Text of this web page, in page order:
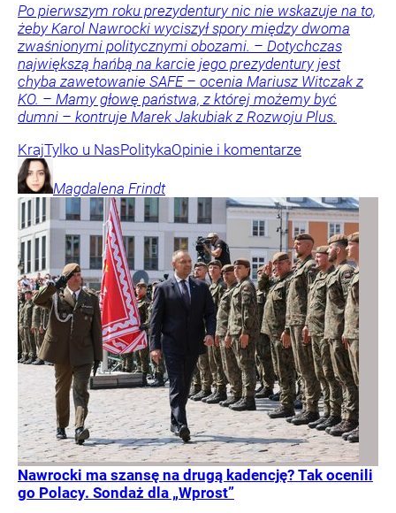
Po pierwszym roku prezydentury nic nie wskazuje na to,
żeby Karol Nawrocki wyciszył spory między dwoma
zwaśnionymi politycznymi obozami. – Dotychczas
największą hańbą na karcie jego prezydentury jest
chyba zawetowanie SAFE – ocenia Mariusz Witczak z
KO. – Mamy głowę państwa, z której możemy być
dumni – kontruje Marek Jakubiak z Rozwoju Plus.
KrajTylko u NasPolitykaOpinie i komentarze
Magdalena Frindt
Nawrocki ma szansę na drugą kadencję? Tak ocenili
go Polacy. Sondaż dla „Wprost”